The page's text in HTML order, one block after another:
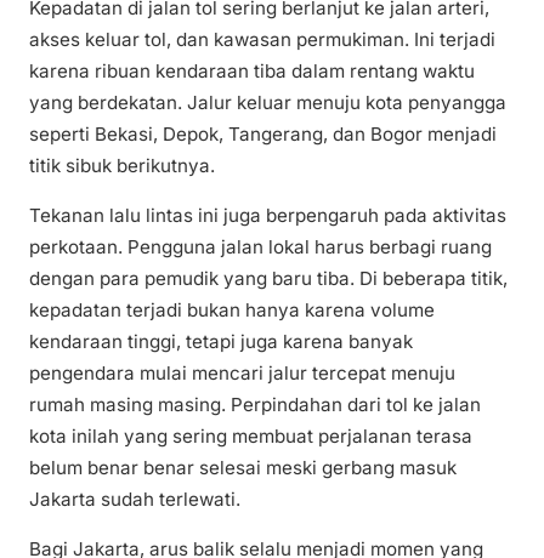
Kepadatan di jalan tol sering berlanjut ke jalan arteri,
akses keluar tol, dan kawasan permukiman. Ini terjadi
karena ribuan kendaraan tiba dalam rentang waktu
yang berdekatan. Jalur keluar menuju kota penyangga
seperti Bekasi, Depok, Tangerang, dan Bogor menjadi
titik sibuk berikutnya.
Tekanan lalu lintas ini juga berpengaruh pada aktivitas
perkotaan. Pengguna jalan lokal harus berbagi ruang
dengan para pemudik yang baru tiba. Di beberapa titik,
kepadatan terjadi bukan hanya karena volume
kendaraan tinggi, tetapi juga karena banyak
pengendara mulai mencari jalur tercepat menuju
rumah masing masing. Perpindahan dari tol ke jalan
kota inilah yang sering membuat perjalanan terasa
belum benar benar selesai meski gerbang masuk
Jakarta sudah terlewati.
Bagi Jakarta, arus balik selalu menjadi momen yang